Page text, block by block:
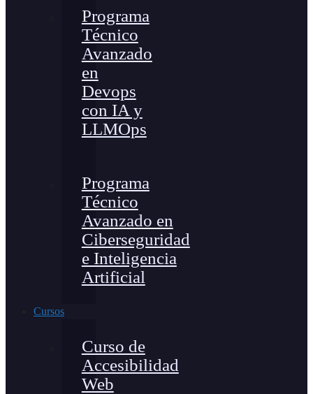
Programa
Técnico
Avanzado
en
Devops
con IA y
LLMOps
Programa
Técnico
Avanzado en
Ciberseguridad
e Inteligencia
Artificial
Cursos
Curso de
Accesibilidad
Web